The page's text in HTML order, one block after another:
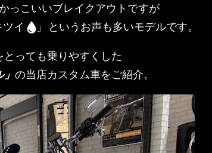
っこいいブレイクアウトですが
イ 」 というお声も多いモデルです。
っても乗りやすくした
の当店カスタム車をご紹介。